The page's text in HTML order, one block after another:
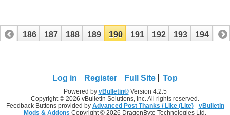
185 186 187 188 189 190 191 192 193 194 195
Log in Register Full Site Top
Powered by vBulletin®Version 4.2.5
Copyright © 2026 vBulletin Solutions, Inc. All rights reserved.
Feedback Buttons provided by Advanced Post Thanks / Like (Lite)- vBulletin
Mods & Addons Copyright © 2026 DragonByte Technologies Ltd.